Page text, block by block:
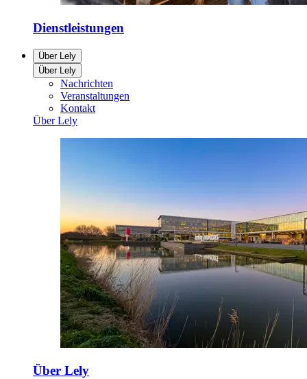
Dienstleistungen
Über Lely
Über Lely
Nachrichten
Veranstaltungen
Kontakt
Über Lely
Über Lely